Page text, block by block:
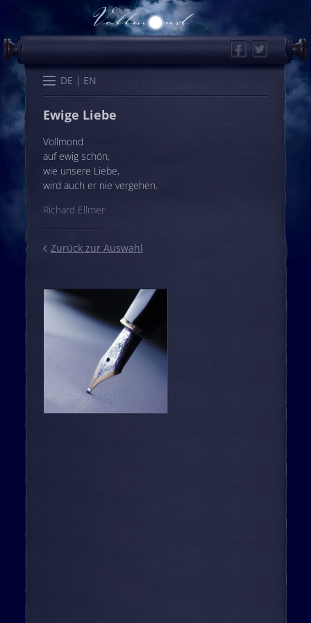
FacebookTwitter
DE EN
Start Kalender Karten
Ewige Liebe
Vollmond
auf ewig schön,
wie unsere Liebe,
wird auch er nie vergehen.
Richard Ellmer
Zurück zur Auswahl